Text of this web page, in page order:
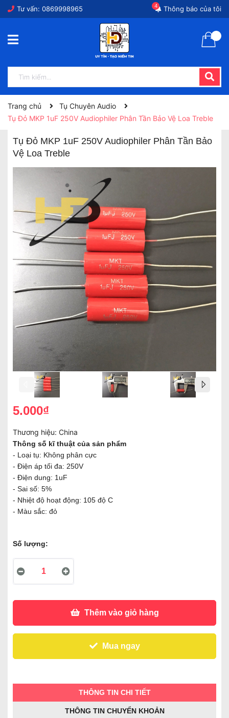
Tư vấn: 0869998965 Thông báo của tôi
4
Trang chủ
Tụ Chuyên Audio
Tụ Đỏ MKP 1uF 250V Audiophiler Phân Tần Bảo Vệ Loa Treble
Tụ Đỏ MKP 1uF 250V Audiophiler Phân Tần Bảo
Vệ Loa Treble
5.000₫
Thương hiệu: China
Thông số kĩ thuật của sản phẩm
- Loại tụ: Không phân cực
- Điện áp tối đa: 250V
- Điện dung: 1uF
- Sai số: 5%
- Nhiệt độ hoạt động: 105 độ C
- Màu sắc: đỏ
Số lượng:
Thêm vào giỏ hàng
Mua ngay
THÔNG TIN CHI TIẾT
THÔNG TIN CHUYỂN KHOẢN